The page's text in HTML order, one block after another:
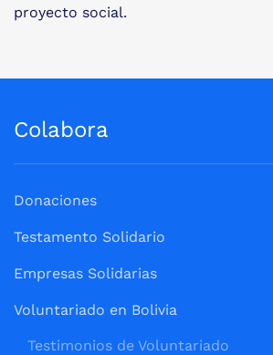
proyecto social.
Colabora
Donaciones
Testamento Solidario
Empresas Solidarias
Voluntariado en Bolivia
Testimonios de Voluntariado